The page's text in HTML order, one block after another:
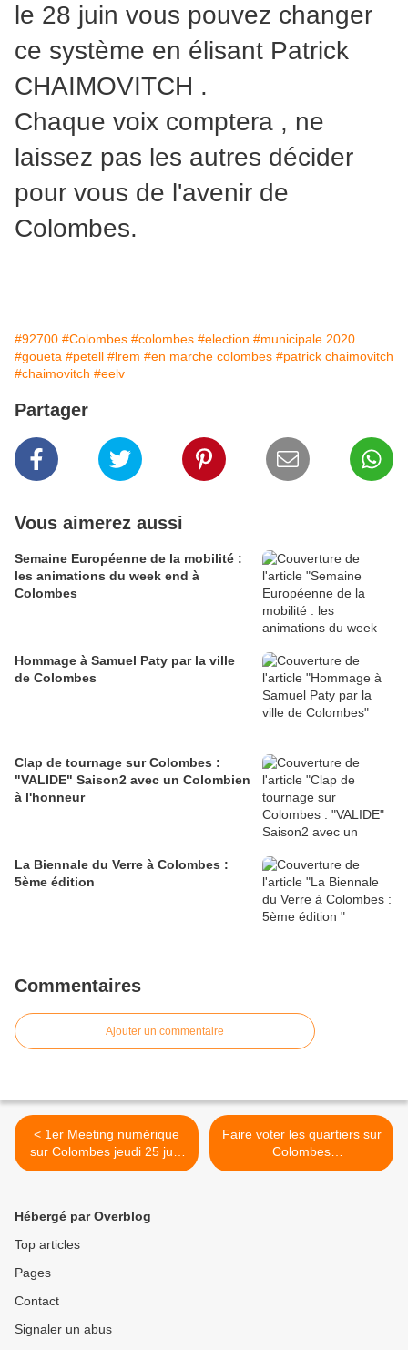
le 28 juin vous pouvez changer
ce système en élisant Patrick
CHAIMOVITCH .
Chaque voix comptera , ne
laissez pas les autres décider
pour vous de l'avenir de
Colombes.
#92700 #Colombes #colombes #election #municipale 2020
#goueta #petell #lrem #en marche colombes #patrick chaimovitch
#chaimovitch #eelv
Partager
Vous aimerez aussi
Semaine Européenne de la mobilité :
les animations du week end à
Colombes
Hommage à Samuel Paty par la ville
de Colombes
Clap de tournage sur Colombes :
"VALIDE" Saison2 avec un Colombien
à l'honneur
La Biennale du Verre à Colombes :
5ème édition
Commentaires
Ajouter un commentaire
< 1er Meeting numérique
sur Colombes jeudi 25 juin
20h et RANDO vélo
CHAIMOVITCH et la liste
#PourColombes
Faire voter les quartiers sur
Colombes
#Challengedescites
Hébergé par Overblog
Top articles
Pages
Contact
Signaler un abus